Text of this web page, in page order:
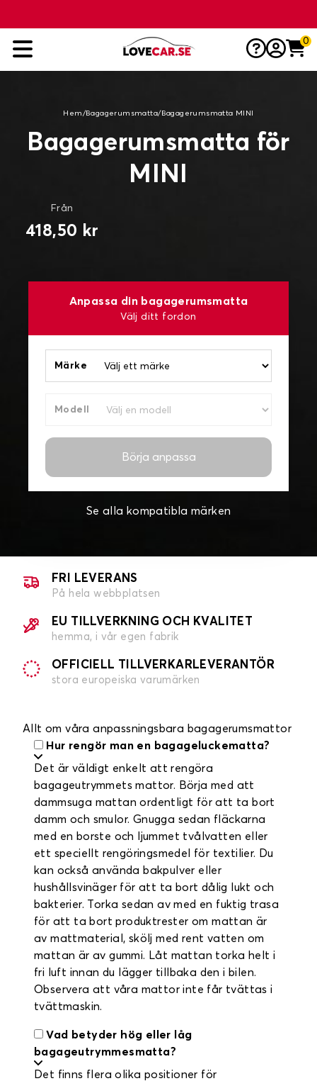
0
Hem /Bagagerumsmatta/ Bagagerumsmatta MINI
Bagagerumsmatta för
MINI
Från
418,50 kr
Anpassa din bagagerumsmatta
Välj ditt fordon
Märke
Modell
Börja anpassa
Se alla kompatibla märken
FRI LEVERANS
På hela webbplatsen
EU TILLVERKNING OCH KVALITET
hemma, i vår egen fabrik
OFFICIELL TILLVERKARLEVERANTÖR
stora europeiska varumärken
Allt om våra anpassningsbara bagagerumsmattor
Hur rengör man en bagageluckematta?
Det är väldigt enkelt att rengöra
bagageutrymmets mattor. Börja med att
dammsuga mattan ordentligt för att ta bort
damm och smulor. Gnugga sedan fläckarna
med en borste och ljummet tvålvatten eller
ett speciellt rengöringsmedel för textilier. Du
kan också använda bakpulver eller
hushållsvinäger för att ta bort dålig lukt och
bakterier. Torka sedan av med en fuktig trasa
för att ta bort produktrester om mattan är
av mattmaterial, skölj med rent vatten om
mattan är av gummi. Låt mattan torka helt i
fri luft innan du lägger tillbaka den i bilen.
Observera att våra mattor inte får tvättas i
tvättmaskin.
Vad betyder hög eller låg
bagageutrymmesmatta?
Det finns flera olika positioner för